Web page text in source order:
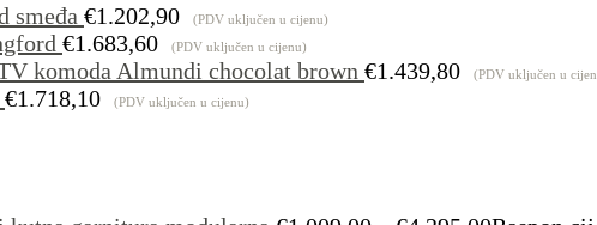
smeđa €1.202,90 (PDV uključen u cijenu)
€1.683,60 (PDV uključen u cijenu)
komoda Almundi chocolat brown €1.439,80 (PDV uključen u
€1.718,10 (PDV uključen u cijenu)